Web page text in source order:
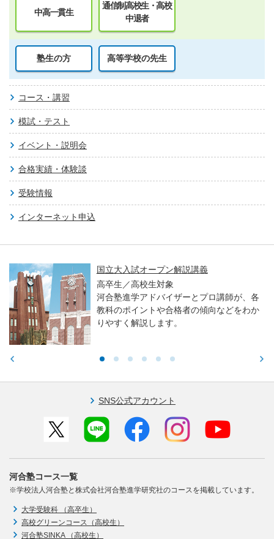
中高一貫生
通信制高校生・高校
中退者
塾生の方 高等学校の先生
コース・講習
模試・テスト
イベント・説明会
合格実績・体験談
受験情報
インターネット申込
国立大入試オープン解説講義
高卒生／高校生対象
河合塾進学アドバイザーとプロ講師が、各
教科のポイントや合格者の傾向などをわか
りやすく解説します。
SNS公式アカウント
河合塾コース一覧
※学校法人河合塾と株式会社河合塾進学研究社のコースを掲載しています。
大学受験科 （高卒生）
高校グリーンコース（高校生）
河合塾SINKA （高校生）